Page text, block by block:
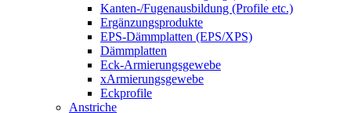
Kanten-/Fugenausbildung (Profile etc.)
Ergänzungsprodukte
EPS-Dämmplatten (EPS/XPS)
Dämmplatten
Eck-Armierungsgewebe
xArmierungsgewebe
Eckprofile
Anstriche